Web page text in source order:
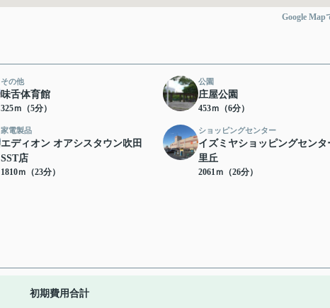
Google Map
その他
味舌体育館
325ｍ（5分）
公園
庄屋公園
453ｍ（6分）
家電製品
エディオン オアシスタウン吹田
SST店
1810ｍ（23分）
ショッピングセンター
イズミヤショッピングセンタ
里丘
2061ｍ（26分）
初期費用合計